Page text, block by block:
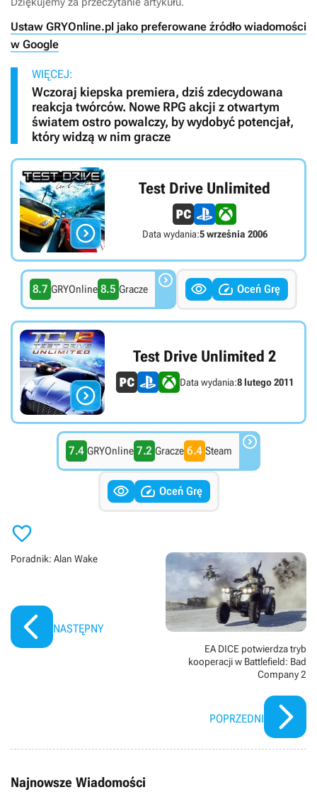
Ustaw GRYOnline.pl jako preferowane źródło wiadomości
w Google
WIĘCEJ:
Wczoraj kiepska premiera, dziś zdecydowana
reakcja twórców. Nowe RPG akcji z otwartym
światem ostro powalczy, by wydobyć potencjał,
który widzą w nim gracze

Test Drive Unlimited
Data wydania:5 września 2006
8.7 GRYOnline 8.5 Gracze    Oceń Grę

Test Drive Unlimited 2
Data wydania:8 lutego 2011
7.4 GRYOnline 7.2 Gracze 6.4 Steam 
  Oceń Grę

Poradnik: Alan Wake
NASTĘPNY
EA DICE potwierdza tryb
kooperacji w Battlefield: Bad
Company 2
POPRZEDNI
Najnowsze Wiadomości